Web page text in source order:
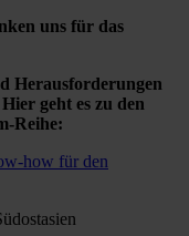
uns für das
Herausforderungen
geht es zu den
Reihe:
how für den